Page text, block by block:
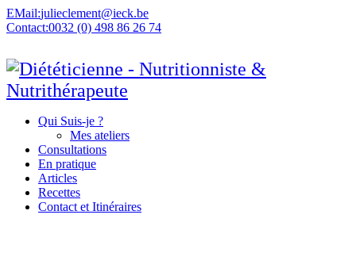
EMail:julieclement@ieck.be
Contact:0032 (0) 498 86 26 74
Qui Suis-je ?
Mes ateliers
Consultations
En pratique
Articles
Recettes
Contact et Itinéraires